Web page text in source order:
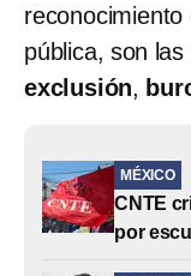
pública, son
exclusión,
MÉXICO
CNTE
por